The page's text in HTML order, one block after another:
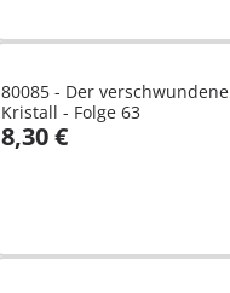
80085 - Der verschwundene
Kristall - Folge 63
8,30 €
In den Warenkorb